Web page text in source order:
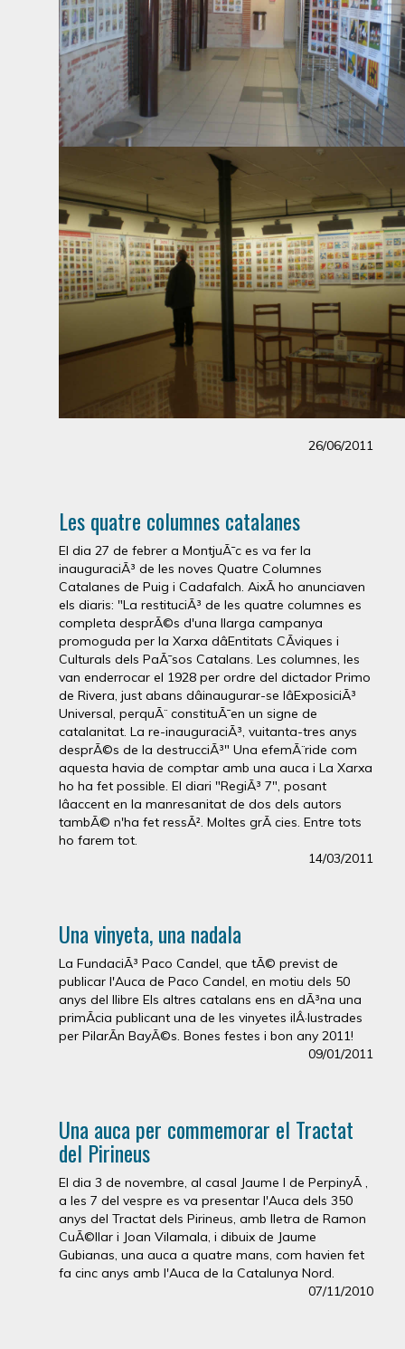
26/06/2011
Les quatre columnes catalanes
El dia 27 de febrer a MontjuÃ¯c es va fer la
inauguraciÃ³ de les noves Quatre Columnes
Catalanes de Puig i Cadafalch. AixÃ­ ho anunciaven
els diaris: "La restituciÃ³ de les quatre columnes es
completa desprÃ©s d'una llarga campanya
promoguda per la Xarxa dâEntitats CÃ­viques i
Culturals dels PaÃ¯sos Catalans. Les columnes, les
van enderrocar el 1928 per ordre del dictador Primo
de Rivera, just abans dâinaugurar-se lâExposiciÃ³
Universal, perquÃ¨ constituÃ¯en un signe de
catalanitat. La re-inauguraciÃ³, vuitanta-tres anys
desprÃ©s de la destrucciÃ³" Una efemÃ¨ride com
aquesta havia de comptar amb una auca i La Xarxa
ho ha fet possible. El diari "RegiÃ³ 7", posant
lâaccent en la manresanitat de dos dels autors
tambÃ© n'ha fet ressÃ². Moltes grÃ cies. Entre tots
ho farem tot.
14/03/2011
Una vinyeta, una nadala
La FundaciÃ³ Paco Candel, que tÃ© previst de
publicar l'Auca de Paco Candel, en motiu dels 50
anys del llibre Els altres catalans ens en dÃ³na una
primÃ­cia publicant una de les vinyetes ilÂ·lustrades
per PilarÃ­n BayÃ©s. Bones festes i bon any 2011!
09/01/2011
Una auca per commemorar el Tractat
del Pirineus
El dia 3 de novembre, al casal Jaume I de PerpinyÃ ,
a les 7 del vespre es va presentar l'Auca dels 350
anys del Tractat dels Pirineus, amb lletra de Ramon
CuÃ©llar i Joan Vilamala, i dibuix de Jaume
Gubianas, una auca a quatre mans, com havien fet
fa cinc anys amb l'Auca de la Catalunya Nord.
07/11/2010